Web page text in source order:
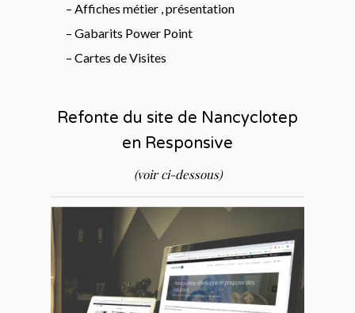
– Affiches métier , présentation
– Gabarits Power Point
– Cartes de Visites
Refonte du site de Nancyclotep
en Responsive
(voir ci-dessous)